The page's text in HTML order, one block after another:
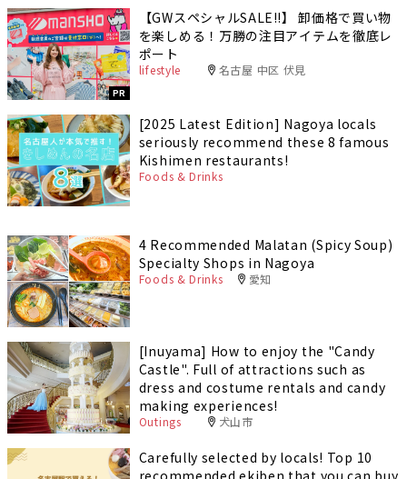
PR
【GWスペシャルSALE‼︎】 卸価格で買い物
を楽しめる！万勝の注目アイテムを徹底レ
ポート
lifestyle 名古屋 中区 伏見
[2025 Latest Edition] Nagoya locals
seriously recommend these 8 famous
Kishimen restaurants!
Foods & Drinks
4 Recommended Malatan (Spicy Soup)
Specialty Shops in Nagoya
Foods & Drinks 愛知
[Inuyama] How to enjoy the "Candy
Castle". Full of attractions such as
dress and costume rentals and candy
making experiences!
Outings 犬山市
Carefully selected by locals! Top 10